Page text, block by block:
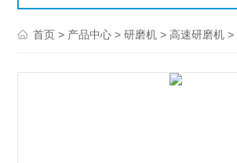
首页 > 产品中心 >研磨机 >高速研磨机 >